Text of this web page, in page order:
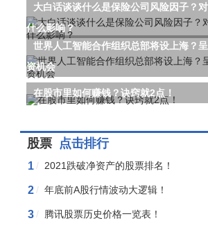
大白话谈谈什么是保险公司风险因子？
什么影响？
世界人工智能合作组织总部将设上海？
资机会
在股市里如何赚钱？诀窍就2点！
股票 点击排行
1 / 2021跌破净资产的股票排名！
2 / 年底前A股行情波动大逻辑！
3 / 腾讯股票历史价格一览表！